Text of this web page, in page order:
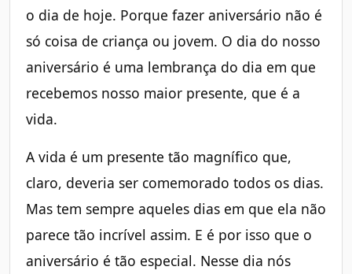
o dia de hoje. Porque fazer aniversário não é
só coisa de criança ou jovem. O dia do nosso
aniversário é uma lembrança do dia em que
recebemos nosso maior presente, que é a
vida.
A vida é um presente tão magnífico que,
claro, deveria ser comemorado todos os dias.
Mas tem sempre aqueles dias em que ela não
parece tão incrível assim. E é por isso que o
aniversário é tão especial. Nesse dia nós